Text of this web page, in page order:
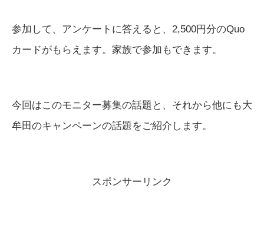
参加して、アンケートに答えると、2,500円分のQuo
カードがもらえます。家族で参加もできます。
今回はこのモニター募集の話題と、それから他にも大
牟田のキャンペーンの話題をご紹介します。
スポンサーリンク